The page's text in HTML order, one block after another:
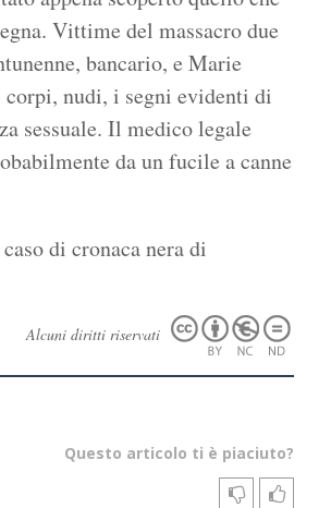
Vittime del massacro due
bancario, e Marie
corpi, nudi, i segni evidenti di
sessuale. Il medico legale
da un fucile a canne
di cronaca nera di
Alcuni diritti riservati
Questo articolo ti è piaciuto?